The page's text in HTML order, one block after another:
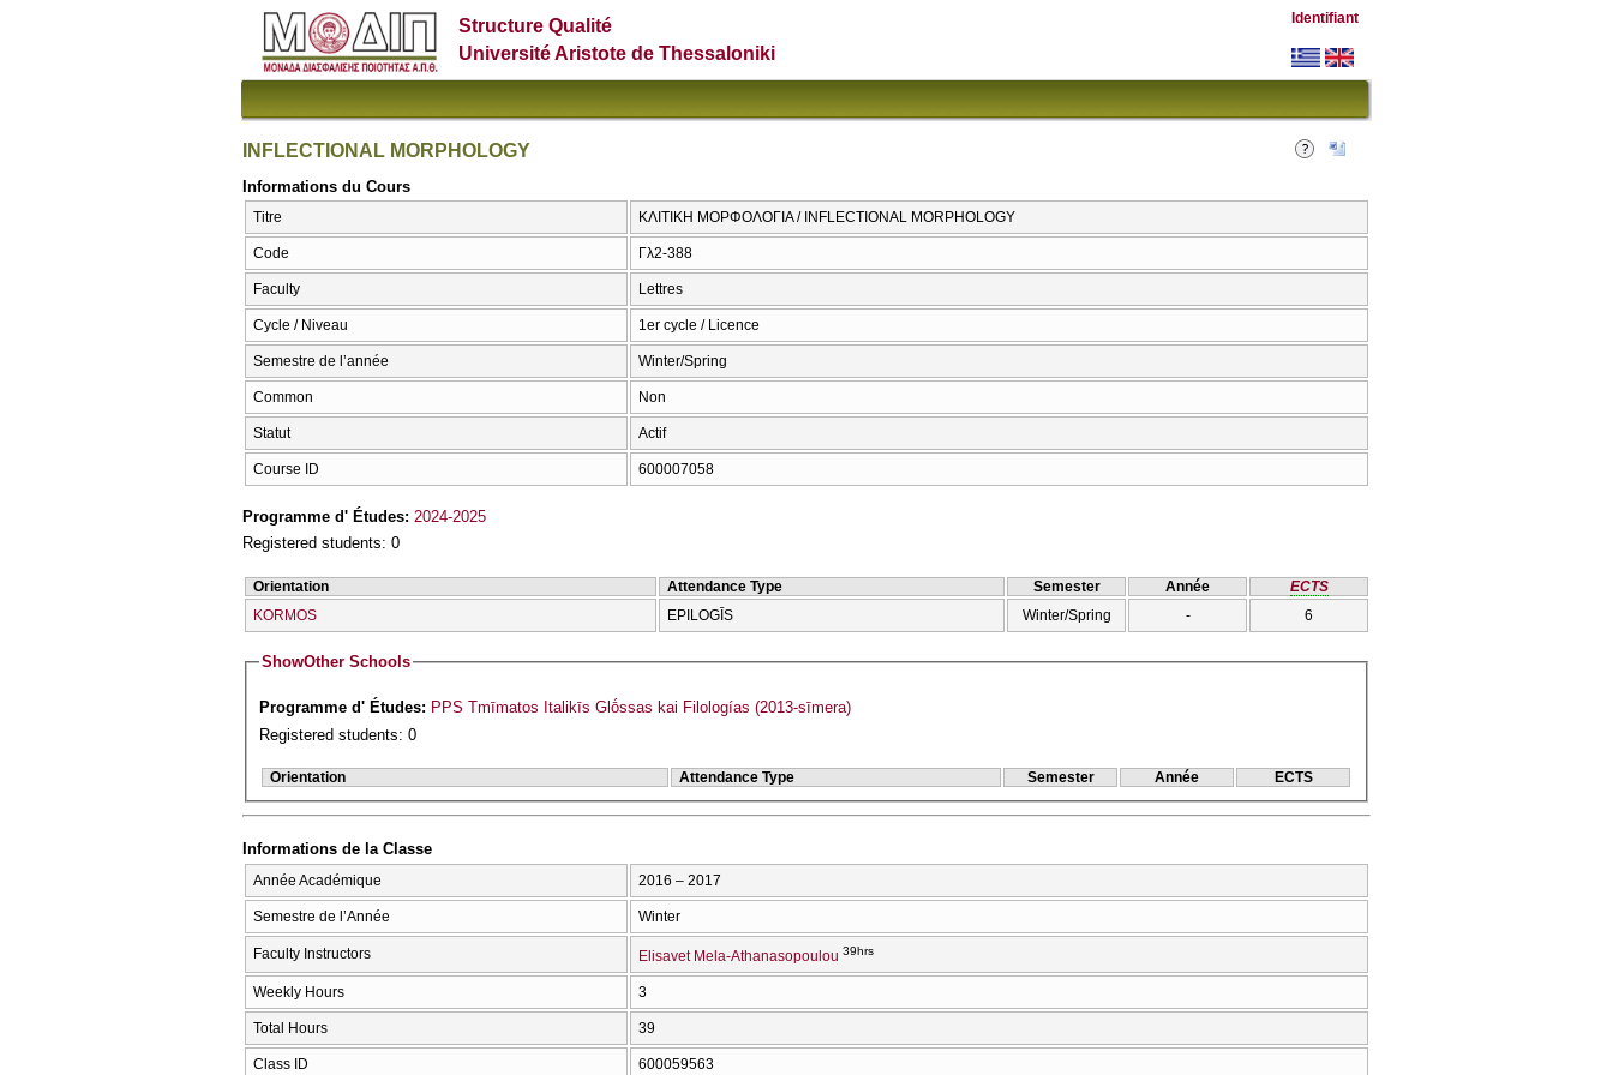
Structure Qualité
Université Aristote de Thessaloniki
Identifiant
INFLECTIONAL MORPHOLOGY
Informations du Cours
Titre ΚΛΙΤΙΚΗ ΜΟΡΦΟΛΟΓΙΑ / INFLECTIONAL MORPHOLOGY
Code Γλ2-388
Faculty Lettres
Cycle / Niveau 1er cycle / Licence
Semestre de l’année Winter/Spring
Common Non
Statut Actif
Course ID 600007058
Programme d' Études: 2024-2025
Registered students: 0
Orientation Attendance Type Semester Année
ECTS
KORMOS
EPILOGĪS Winter/Spring - 6
ShowOther Schools
Programme d' Études: PPS Tmīmatos Italikīs Glṓssas kai Filologías (2013-sīmera)
Registered students: 0
Orientation Attendance Type Semester Année ECTS
Informations de la Classe
Année Académique 2016 – 2017
Semestre de l’Année Winter
Faculty Instructors Elisavet Mela-Athanasopoulou 39hrs
Weekly Hours 3
Total Hours 39
Class ID 600059563